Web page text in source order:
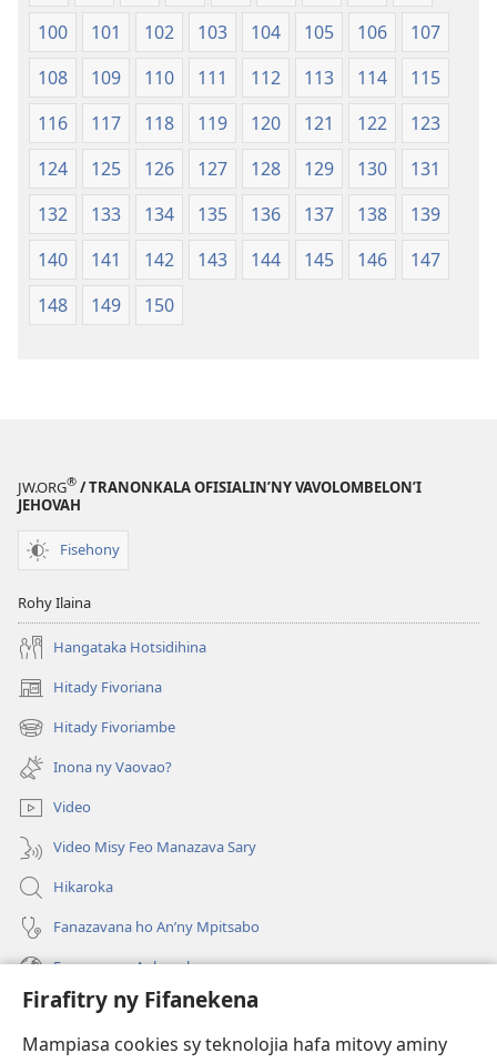
Firafitry ny Fifanekena
Mampiasa cookies sy teknolojia hafa mitovy aminy
100
101 102 103 104 105 106
107
108
109 110 111 112 113 114
115
116
117 118 119 120 121 122
123
124
125 126 127 128 129 130
131
132
133 134 135 136 137 138
139
140
141 142 143 144 145 146
147
148
149 150
JW.ORG® / TRANONKALA OFISIALIN’NY VAVOLOMBELON’I
JEHOVAH
Fisehony
Rohy Ilaina
Hangataka Hotsidihina
Hitady Fivoriana
(manokatra
rohy) Hitady Fivoriambe
(manokatra
rohy) Inona ny Vaovao?
Video
Video Misy Feo Manazava Sary
Hikaroka
Fanazavana ho An’ny Mpitsabo
Fanazavana Ankapobeny
Fanampiana